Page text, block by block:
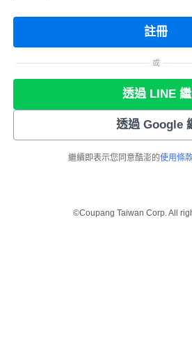
註冊
或
透過 LINE
透過 Google
繼續即表示您同意酷澎的使用條
©Coupang Taiwan Corp. All